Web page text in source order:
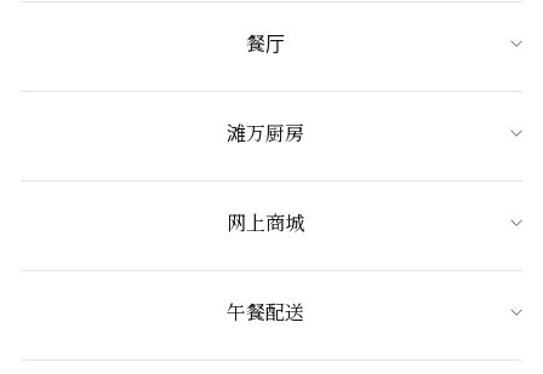
餐厅
滩万厨房
网上商城
午餐配送